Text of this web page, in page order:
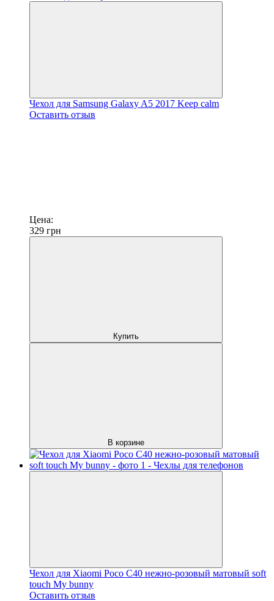
Чехол для Samsung Galaxy A5 2017 Keep calm
Оставить отзыв
Цена:
329 грн
Купить
В корзине
Чехол для Xiaomi Poco C40 нежно-розовый матовый soft
touch My bunny
Оставить отзыв